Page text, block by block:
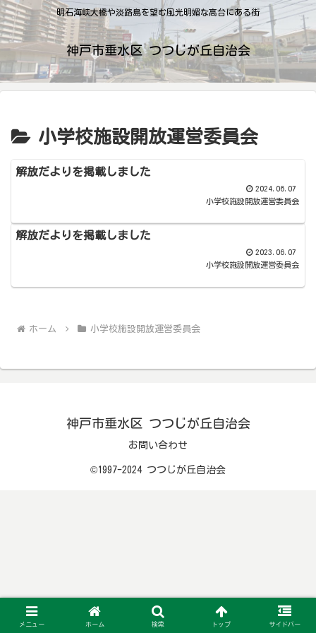
明石海峡大橋や淡路島を望む風光明媚な高台にある街
神戸市垂水区 つつじが丘自治会
小学校施設開放運営委員会
解放だよりを掲載しました
2024.06.07
小学校施設開放運営委員会
解放だよりを掲載しました
2023.06.07
小学校施設開放運営委員会
ホーム 小学校施設開放運営委員会
神戸市垂水区 つつじが丘自治会
お問い合わせ
©1997-2024 つつじが丘自治会
メニュー ホーム 検索 トップ サイドバー